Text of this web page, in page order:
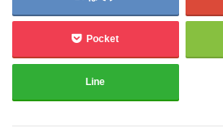
Pocket
Line